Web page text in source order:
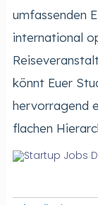
umfassenden
international
könnt Euer
hervorragend
flachen